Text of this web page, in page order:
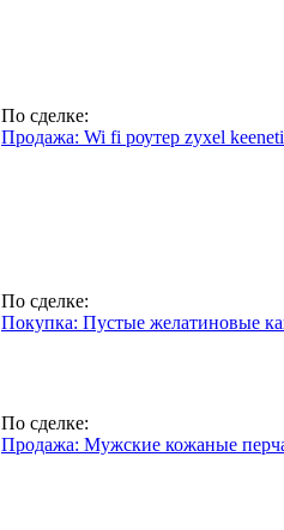
По сделке:
Продажа: Wi fi роутер zyxel
По сделке:
Покупка: Пустые желатиновые
По сделке:
Продажа: Мужские кожаные